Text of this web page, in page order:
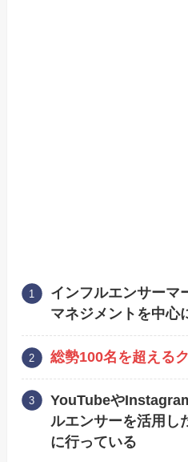
インフルエンサーマ
マネジメントを中心
総勢100名を超える
YouTubeや
ルエンサーを活用し
に行っている